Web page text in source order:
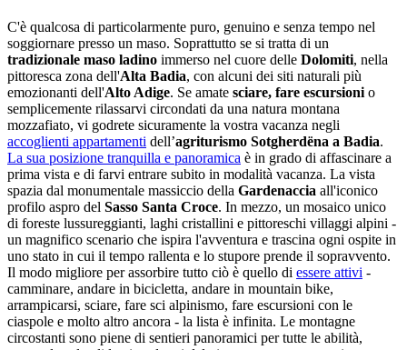
C'è qualcosa di particolarmente puro, genuino e senza tempo nel
soggiornare presso un maso. Soprattutto se si tratta di un
tradizionale maso ladino immerso nel cuore delle Dolomiti, nella
pittoresca zona dell'Alta Badia, con alcuni dei siti naturali più
emozionanti dell'Alto Adige. Se amate sciare, fare escursioni o
semplicemente rilassarvi circondati da una natura montana
mozzafiato, vi godrete sicuramente la vostra vacanza negli
accoglienti appartamenti dell’agriturismo Sotgherdëna a Badia.
La sua posizione tranquilla e panoramica è in grado di affascinare a
prima vista e di farvi entrare subito in modalità vacanza. La vista
spazia dal monumentale massiccio della Gardenaccia all'iconico
profilo aspro del Sasso Santa Croce. In mezzo, un mosaico unico
di foreste lussureggianti, laghi cristallini e pittoreschi villaggi alpini -
un magnifico scenario che ispira l'avventura e trascina ogni ospite in
uno stato in cui il tempo rallenta e lo stupore prende il sopravvento.
Il modo migliore per assorbire tutto ciò è quello di essere attivi -
camminare, andare in bicicletta, andare in mountain bike,
arrampicarsi, sciare, fare sci alpinismo, fare escursioni con le
ciaspole e molto altro ancora - la lista è infinita. Le montagne
circostanti sono piene di sentieri panoramici per tutte le abilità,